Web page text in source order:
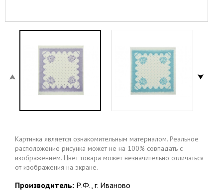
Картинка является ознакомительным материалом. Реальное
расположение рисунка может не на 100% совпадать с
изображением. Цвет товара может незначительно отличаться
от изображения на экране.
Производитель: Р.Ф., г. Иваново